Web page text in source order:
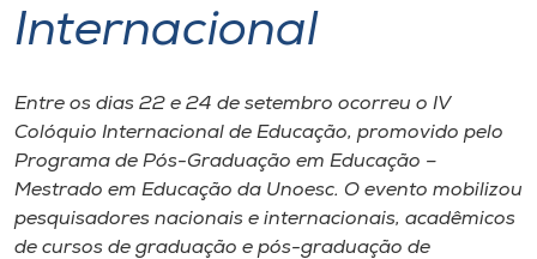
Portal de Ensino
A
Unoesc
Internacionalização
Internacional
Entre os dias 22 e 24 de setembro ocorreu o IV
Colóquio Internacional de Educação, promovido pelo
Programa de Pós-Graduação em Educação –
Mestrado em Educação da Unoesc. O evento mobilizou
pesquisadores nacionais e internacionais, acadêmicos
de cursos de graduação e pós-graduação de